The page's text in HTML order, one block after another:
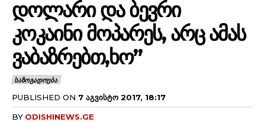
ᲓᲝᲚᲐᲠᲘ ᲓᲐ ᲑᲔᲕᲠᲘ
ᲙᲝᲙᲐᲘᲜᲘ ᲛᲝᲞᲐᲠᲔᲡ, ᲐᲠᲪ ᲐᲛᲐᲡ
ᲕᲐᲑᲐᲖᲠᲔᲑᲗ,ᲮᲝ”
ᲡᲐᲖᲝᲒᲐᲓᲝᲔᲑᲐ
PUBLISHED ON 7 ᲐᲒᲕᲘᲡᲢᲝ 2017, 18:17
BY ODISHINEWS.GE